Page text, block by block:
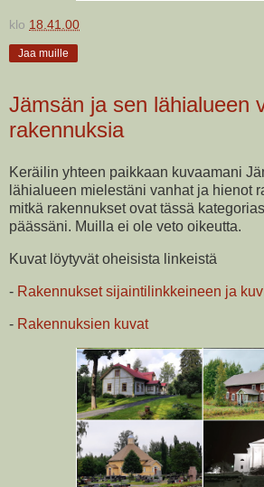
klo 18.41.00
Jaa muille
Jämsän ja sen lähialueen
rakennuksia
Keräilin yhteen paikkaan kuvaamani
lähialueen mielestäni vanhat ja hienot
mitkä rakennukset ovat tässä
päässäni. Muilla ei ole veto oikeutta.
Kuvat löytyvät oheisista linkeistä
- Rakennukset sijaintilinkkeineen ja
- Rakennuksien kuvat